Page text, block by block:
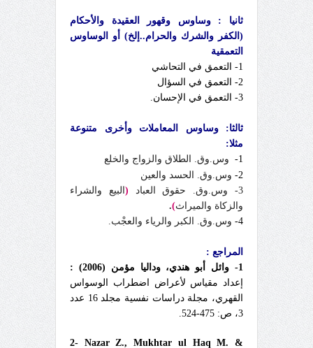
ثانيا : وساوس وقهور العقيدة والأحكام
(الكفر والشرك والحرام..إلخ) أو الوساوس
التعمقية
1- التعمق في التحاشي
2- التعمق في السؤال
3- التعمق في الإحسان.
ثالثا: وساوس المعاملات وأخرى متنوعة
مثلا:
1-
وس.وق. الطلاق والزواج والخلع
2-
وس.وق. الحسد والعين
3- وس.وق.
حقوق العباد ( البيع والشراء
و الزكاة والميراث)
.
4-
وس.وق. الكبر والرياء والعجْب.
المراجع :
1- وائل أبو هندي، وداليا مؤمن (2006) :
إعداد مقياس لأعراض اضطراب الوسواس
القهري، مجلة دراسات نفسية مجلد 16 عدد
3، ص: 475-524.
2- Nazar Z., Mukhtar ul Haq M. &